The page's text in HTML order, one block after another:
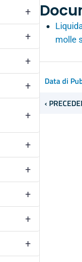
+
+
+
+
+
+
+
+
+
+
molle
Data di
‹